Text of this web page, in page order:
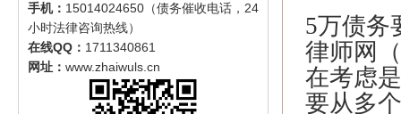
手机： 15014024650（债务催收电话，24
小时法律咨询热线）
在线QQ： 1711340861
网址： www.zhaiwuls.cn
5万债务
律师网
在考虑
要从多